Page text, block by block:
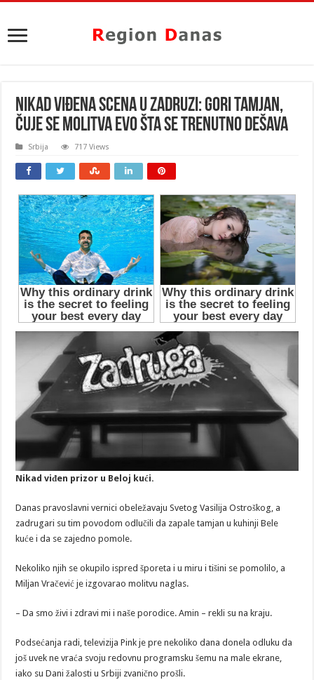
NIKAD VIĐENA SCENA U ZADRUZI: Gori tamjan,
čuje se molitva evo šta se trenutno DEŠAVA
Srbija 717 Views
Nikad viđen prizor u Beloj kući.
Danas pravoslavni vernici obeležavaju Svetog Vasilija Ostroškog, a
zadrugari su tim povodom odlučili da zapale tamjan u kuhinji Bele
kuće i da se zajedno pomole.
Nekoliko njih se okupilo ispred šporeta i u miru i tišini se pomolilo, a
Miljan Vračević je izgovarao molitvu naglas.
– Da smo živi i zdravi mi i naše porodice. Amin – rekli su na kraju.
Podsećanja radi, televizija Pink je pre nekoliko dana donela odluku da
još uvek ne vraća svoju redovnu programsku šemu na male ekrane,
iako su Dani žalosti u Srbiji zvanično prošli.